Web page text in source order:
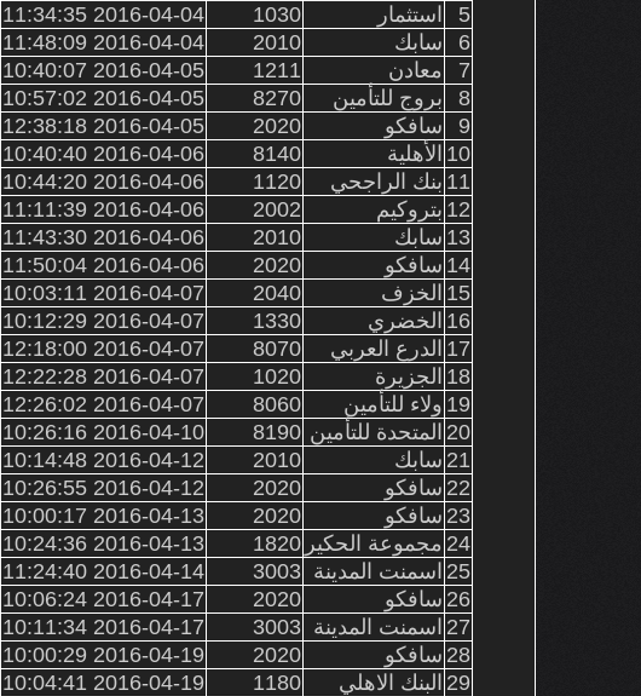
5
استثمار 1030
2016-04-04 11:34:35
6
سابك 2010
2016-04-04 11:48:09
7
معادن 1211
2016-04-05 10:40:07
8
بروج للتأمين 8270
2016-04-05 10:57:02
9
سافكو 2020
2016-04-05 12:38:18
10 الأهلية 8140
2016-04-06 10:40:40
11 بنك الراجحي 1120
2016-04-06 10:44:20
12 بتروكيم 2002
2016-04-06 11:11:39
13 سابك 2010
2016-04-06 11:43:30
14 سافكو 2020
2016-04-06 11:50:04
15 الخزف 2040
2016-04-07 10:03:11
16 الخضري 1330
2016-04-07 10:12:29
17 الدرع العربي 8070
2016-04-07 12:18:00
18 الجزيرة 1020
2016-04-07 12:22:28
19 ولاء للتأمين 8060
2016-04-07 12:26:02
20 المتحدة للتأمين 8190
2016-04-10 10:26:16
21 سابك 2010
2016-04-12 10:14:48
22 سافكو 2020
2016-04-12 10:26:55
23 سافكو 2020
2016-04-13 10:00:17
24 مجموعة الحكير 1820
2016-04-13 10:24:36
25 اسمنت المدينة 3003
2016-04-14 11:24:40
26 سافكو 2020
2016-04-17 10:06:24
27 اسمنت المدينة 3003
2016-04-17 10:11:34
28 سافكو 2020
2016-04-19 10:00:29
29 البنك الاهلي 1180
2016-04-19 10:04:41